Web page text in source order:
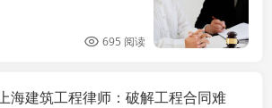
695 阅读
上海工程律师
海建筑工程律师：破解工程合同难